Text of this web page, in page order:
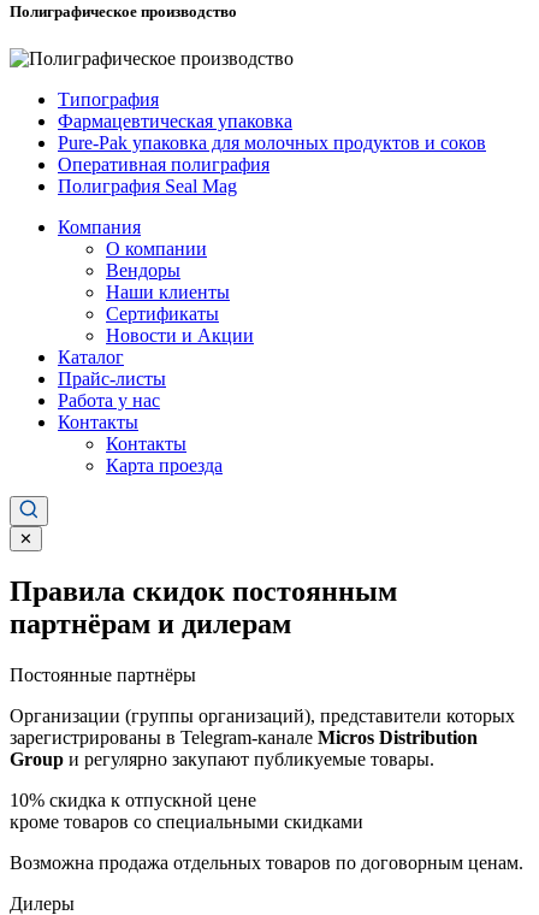
Полиграфическое производство
Типография
Фармацевтическая упаковка
Pure-Pak упаковка для молочных продуктов и соков
Оперативная полиграфия
Полиграфия Seal Mag
Компания
О компании
Вендоры
Наши клиенты
Сертификаты
Новости и Акции
Каталог
Прайс-листы
Работа у нас
Контакты
Контакты
Карта проезда
✕
Правила скидок постоянным
партнёрам и дилерам
Постоянные партнёры
Организации (группы организаций), представители которых
зарегистрированы в Telegram-канале Micros Distribution
Group и регулярно закупают публикуемые товары.
10% скидка к отпускной цене
кроме товаров со специальными скидками
Возможна продажа отдельных товаров по договорным ценам.
Дилеры